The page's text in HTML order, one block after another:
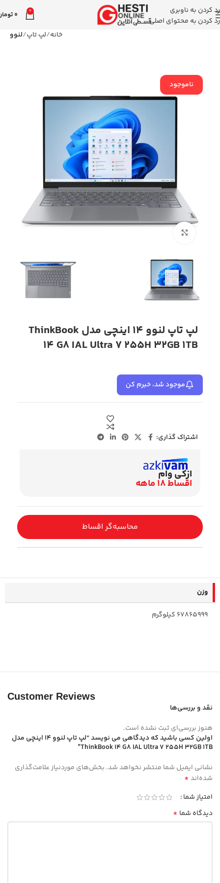
رد کردن به ناوبری
رد کردن به محتوای اصلی
0
0
خانه لپ تاپ لنوو
ناموجود
لپ تاپ لنوو 14 اینچی مدل ThinkBook
14 G8 IAL Ultra 7 255H 32GB 1TB
موجود شد، خبرم کن
اشتراک گذاری:
ازکی وام
اقساط 18 ماهه
محاسبه‌گر اقساط
وزن
67865999 کیلوگرم
Customer Reviews
نقد و بررسی‌ها
هنوز بررسی‌ای ثبت نشده است.
اولین کسی باشید که دیدگاهی می نویسد “لپ تاپ لنوو 14 اینچی مدل
ThinkBook 14 G8 IAL Ultra 7 255H 32GB 1TB”
نشانی ایمیل شما منتشر نخواهد شد. بخش‌های موردنیاز علامت‌گذاری
شده‌اند*
امتیاز شما
دیدگاه شما *